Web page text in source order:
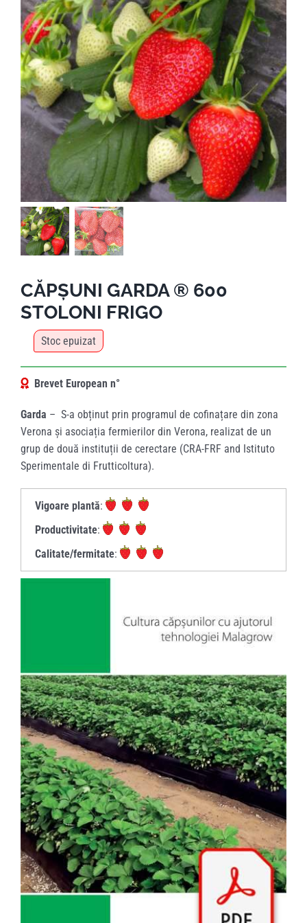
CĂPȘUNI GARDA ® 600
STOLONI FRIGO
Stoc epuizat
Brevet European n°
Garda – S-a obținut prin programul de cofinațare din zona
Verona și asociația fermierilor din Verona, realizat de un
grup de două instituții de cerectare (CRA-FRF and Istituto
Sperimentale di Frutticoltura).
Vigoare plantă:
Productivitate:
Calitate/fermitate: